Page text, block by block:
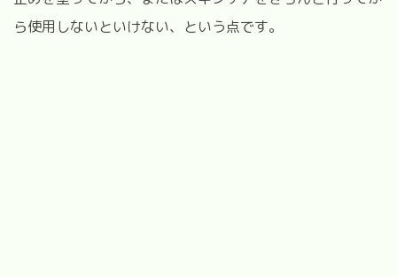
ら使用しないといけない、という点です。